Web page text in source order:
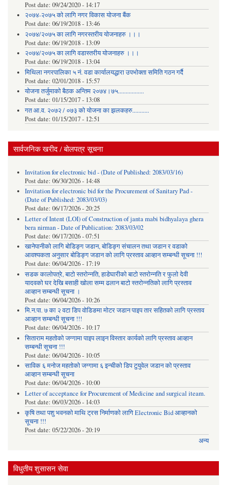
Post date: 09/24/2020 - 14:17
२०७४-२०७५ को लागि नगर विकास योजना बैंक
Post date: 06/19/2018 - 13:46
२०७४/२०७५ का लागि नगरस्तरीय योजनाहरु ।।।
Post date: 06/19/2018 - 13:09
२०७४/२०७५ का लागि वडास्तरीय योजनाहरु ।।।
Post date: 06/19/2018 - 13:04
मिथिला नगरपालिका ५ नं. वडा कार्यालयद्धारा उपभोक्ता समिति गठन गर्दै
Post date: 02/01/2018 - 15:57
याेजना तर्जुमाकाे बैठक अन्तिम २०७४।७५.................
Post date: 01/15/2017 - 13:08
गत आ.व. २०७२ / ०७३ को योजना का झलकहरु...........
Post date: 01/15/2017 - 12:51
सार्वजनिक खरीद / बोलपत्र सूचना
Invitation for electronic bid - (Date of Published: 2083/03/16)
Post date: 06/30/2026 - 14:48
Invitation for electronic bid for the Procurement of Sanitary Pad -
(Date of Published: 2083/03/03)
Post date: 06/17/2026 - 20:25
Letter of Intent (LOI) of Construction of janta mabi bidhyalaya ghera
bera nirman - Date of Publication: 2083/03/02
Post date: 06/17/2026 - 07:51
खानेपानीको लागि बोडिङ्ग जडान, बोडिङ्ग संचालन तथा जडान र वडाको
आवश्यकता अनुसार बोडिङ्ग जडान को लागि प्रस्ताव आव्हान सम्बन्धी सूचना !!!
Post date: 06/04/2026 - 17:19
सडक कालोपत्रे, बाटो स्तरोन्नति, हाडेघारीको बाटो स्तरोन्नति र फुलो देवी
यादवको घर देखि बसाही खोला सम्म ढलान बाटो स्तरोन्नतिको लागि प्रस्ताव
आव्हान सम्बन्धी सूचना ।
Post date: 06/04/2026 - 10:26
मि.न.पा. ७ का २ वटा डिप वोडिङमा मोटर जडान पाइप तार सहितको लागि प्रस्ताव
आव्हान सम्बन्धी सूचना !!!
Post date: 06/04/2026 - 10:17
सिताराम महतोको जग्गामा पाइप लाइन विस्तार कार्यको लागि प्रस्ताव आव्हान
सम्बन्धी सूचना !!!
Post date: 06/04/2026 - 10:05
साविक ६ मनोज महतोको जग्गामा ६ इन्चीको डिप टुयुवेल जडान को प्रस्ताव
आव्हान सम्बन्धी सूचना
Post date: 06/04/2026 - 10:00
Letter of acceptance for Procurement of Medicine and surgical iteam.
Post date: 06/03/2026 - 14:03
कृषि तथा पशु भवनको माथि ट्रस निर्माणको लागि Electronic Bid आव्हानको
सूचना !!!
Post date: 05/22/2026 - 20:19
अन्य
विधुतीय शुसासन सेवा